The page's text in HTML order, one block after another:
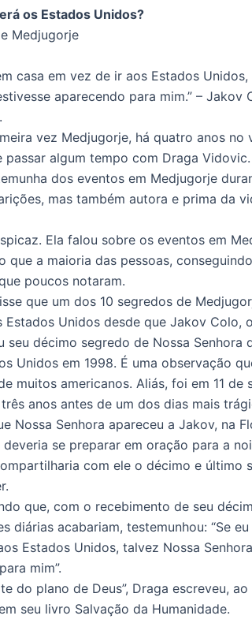
os Estados Unidos?
Medjugorje
casa em vez de ir aos Estados
aparecendo para mim.” – Jakov
vez Medjugorje, há quatro anos no
passar algum tempo com Draga
dos eventos em Medjugorje
mas também autora e prima da
Ela falou sobre os eventos em
que a maioria das pessoas,
poucos notaram.
que um dos 10 segredos de
Unidos desde que Jakov Colo,
seu décimo segredo de Nossa Senhora
Unidos em 1998. É uma observação
muitos americanos. Aliás, foi em 11 de
anos antes de um dos dias mais
Nossa Senhora apareceu a Jakov, na
se preparar em oração para a
com ele o décimo e último
que, com o recebimento de seu
diárias acabariam, testemunhou: “Se
Estados Unidos, talvez Nossa
mim”.
do plano de Deus”, Draga escreveu,
seu livro Salvação da Humanidade.